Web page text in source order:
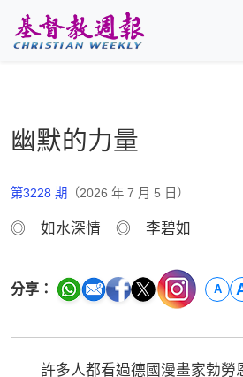
幽默的力量
第3228 期 （2026 年 7 月 5 日）
◎ 如水深情 ◎ 李碧如
分享： A
許多人都看過德國漫畫家勃勞